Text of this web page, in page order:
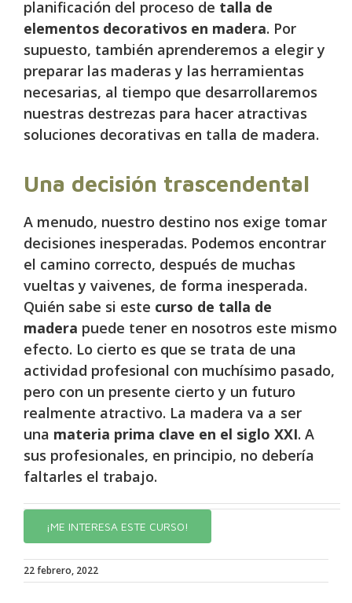
planificación del proceso de talla de
elementos decorativos en madera. Por
supuesto, también aprenderemos a elegir y
preparar las maderas y las herramientas
necesarias, al tiempo que desarrollaremos
nuestras destrezas para hacer atractivas
soluciones decorativas en talla de madera.
Una decisión trascendental
A menudo, nuestro destino nos exige tomar
decisiones inesperadas. Podemos encontrar
el camino correcto, después de muchas
vueltas y vaivenes, de forma inesperada.
Quién sabe si este curso de talla de
madera puede tener en nosotros este mismo
efecto. Lo cierto es que se trata de una
actividad profesional con muchísimo pasado,
pero con un presente cierto y un futuro
realmente atractivo. La madera va a ser
una materia prima clave en el siglo XXI. A
sus profesionales, en principio, no debería
faltarles el trabajo.
¡ME INTERESA ESTE CURSO!
22 febrero, 2022